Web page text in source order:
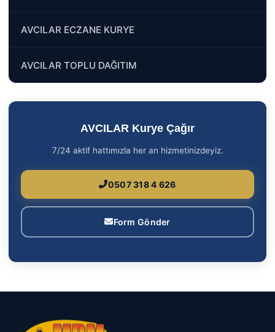
AVCILAR ECZANE KURYE
AVCILAR TOPLU DAĞITIM
AVCILAR Kurye Çağır
7/24 aktif hattımızla her an hizmetinizdeyiz.
0507 318 4 626
Form Gönder